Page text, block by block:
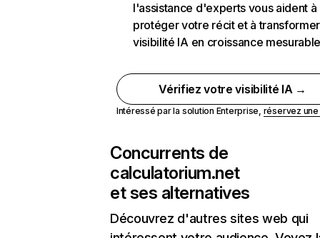
l'assistance d'experts vous aident à
protéger votre récit et à
visibilité IA en croissance
Vérifiez votre visibilité IA →
Intéressé par la solution Enterprise, réservez
Concurrents de
calculatorium.net
et ses alternatives
Découvrez d'autres sites web qui